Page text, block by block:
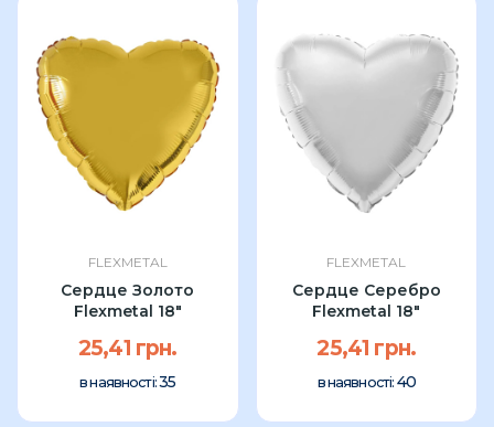
FLEXMETAL
Сердце Золото
Flexmetal 18"
25,41 грн.
в наявності:35
FLEXMETAL
Сердце Серебро
Flexmetal 18"
25,41 грн.
в наявності: 40